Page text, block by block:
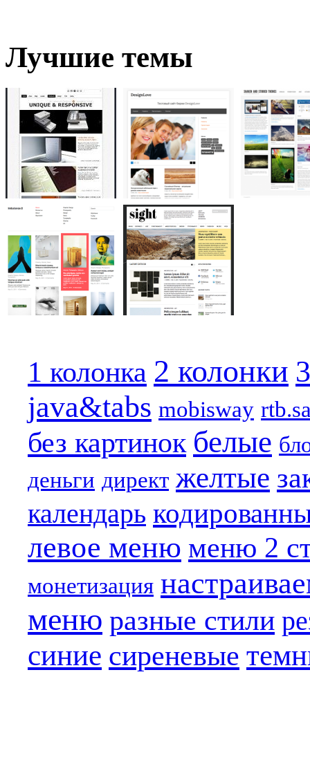
Лучшие темы
1 колонка 2 колонки
java&tabs mobisway
без картинок белые
деньги директ желтые
календарь
левое меню меню 2
монетизация
меню разные стили
синие сиреневые